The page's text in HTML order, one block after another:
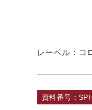
レーベル： コ
資料番号：